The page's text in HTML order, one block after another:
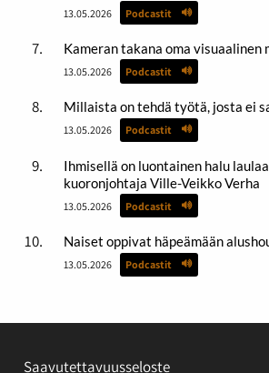
13.05.2026 Podcastit
Kameran takana oma visuaalinen
13.05.2026 Podcastit
Millaista on tehdä työtä, josta ei
13.05.2026 Podcastit
Ihmisellä on luontainen halu
kuoronjohtaja Ville-Veikko Verha
13.05.2026 Podcastit
Naiset oppivat häpeämään
13.05.2026 Podcastit
Saavutettavuusseloste